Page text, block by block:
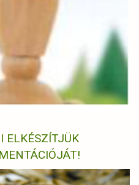
ELKÉSZÍTJÜK